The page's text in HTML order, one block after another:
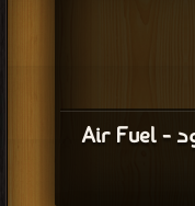
كتاب نسبة الهواء الي الوقود - Air Fuel